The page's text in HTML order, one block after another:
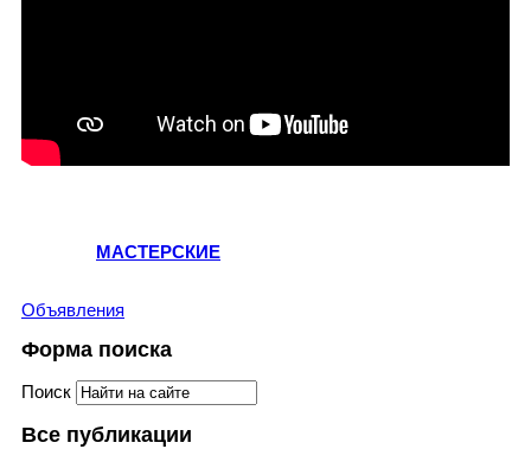
МАСТЕРСКИЕ
Объявления
Форма поиска
Поиск
Все публикации